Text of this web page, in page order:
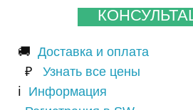
🚚 Доставка и оплата
₽ Узнать все цены
ℹ️ Информация